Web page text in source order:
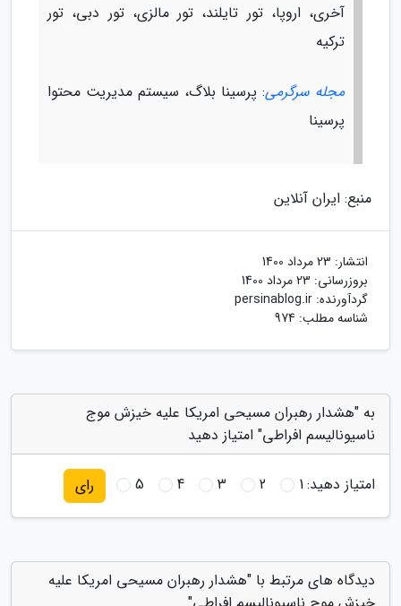
آخری، اروپا، تور تایلند، تور مالزی، تور دبی، تور
ترکیه
مجله سرگرمی: پرسینا بلاگ، سیستم مدیریت محتوا
پرسینا
منبع: ایران آنلاین
انتشار: 23 مرداد 1400
بروزرسانی: 23 مرداد 1400
گردآورنده: persinablog.ir
شناسه مطلب: 974
به "هشدار رهبران مسیحی امریکا علیه خیزش موج
ناسیونالیسم افراطی" امتیاز دهید
امتیاز دهید:1
2
3
4
5 رای
دیدگاه های مرتبط با "هشدار رهبران مسیحی امریکا علیه